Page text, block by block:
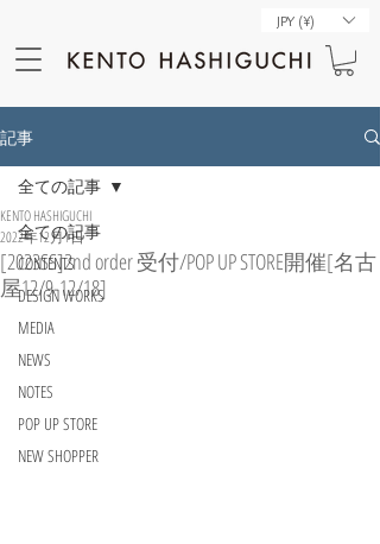
JPY (¥)
記事
全ての記事
CONTENTS
DESIGN WORKS
MEDIA
NEWS
NOTES
POP UP STORE
NEW SHOPPER
全ての記事
[2023SS]2nd order 受付/POP UP STORE開催[名古
屋12/9-12/18]
KENTO HASHIGUCHI
2022年12月1日